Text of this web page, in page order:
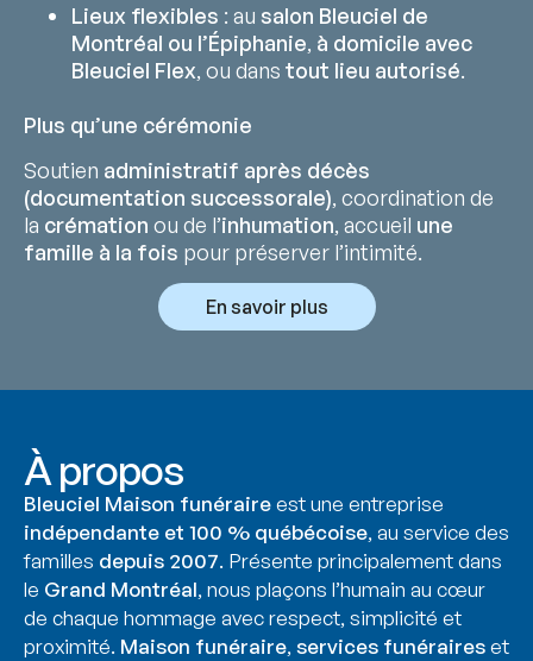
Lieux flexibles : au salon Bleuciel de
Montréal ou l’Épiphanie, à domicile avec
Bleuciel Flex, ou dans tout lieu autorisé.
Plus qu’une cérémonie
Soutien administratif après décès
(documentation successorale), coordination de
la crémation ou de l’inhumation, accueil une
famille à la fois pour préserver l’intimité.
En savoir plus
À propos
Bleuciel Maison funéraireest une entreprise
indépendante et 100 % québécoise, au service des
familles depuis 2007. Présente principalement dans
le Grand Montréal, nous plaçons l’humain au cœur
de chaque hommage avec respect, simplicité et
proximité. Maison funéraire,services funéraireset